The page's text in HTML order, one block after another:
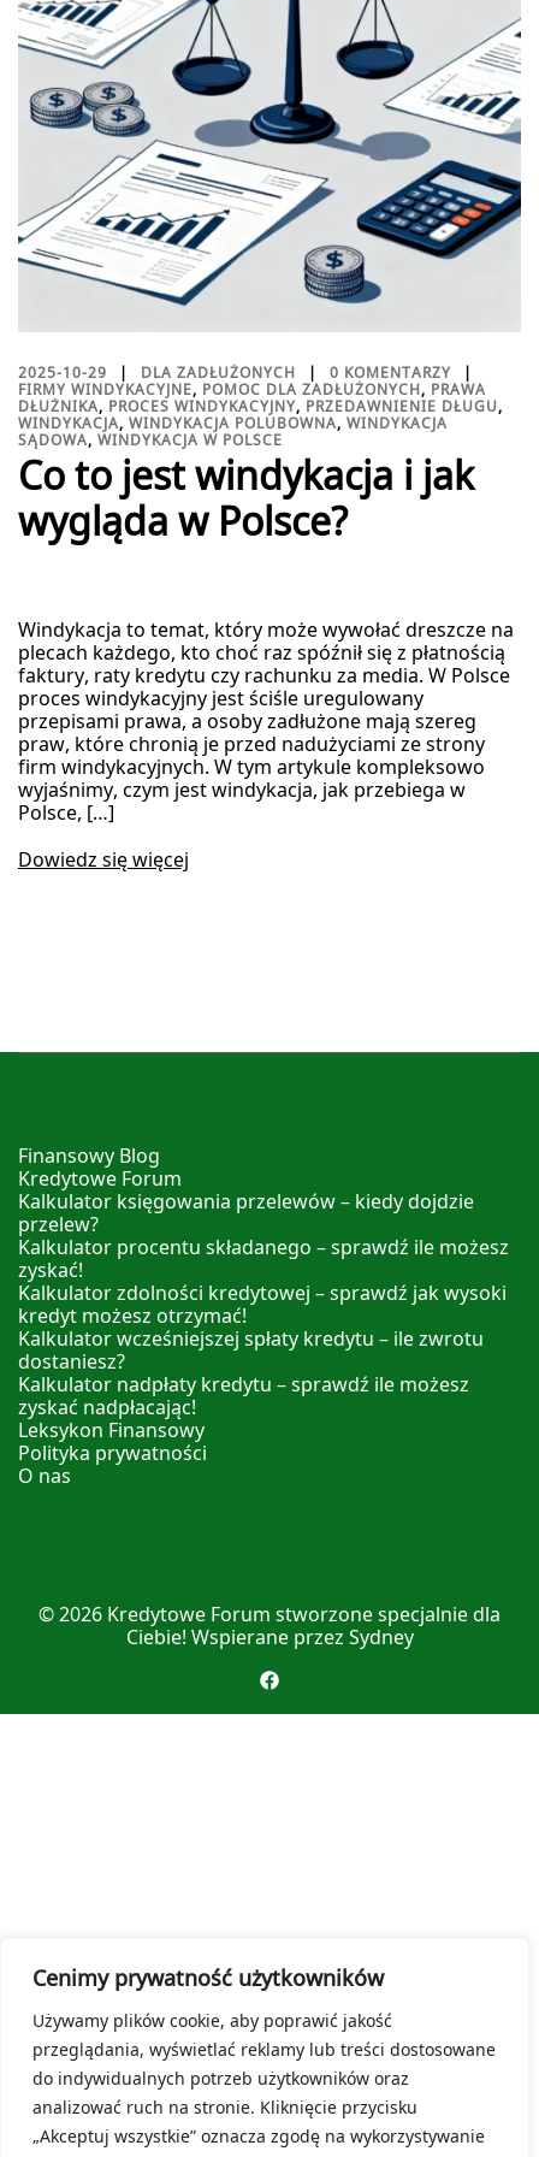
Cenimy prywatność użytkowników
Używamy plików cookie, aby poprawić jakość
przeglądania, wyświetlać reklamy lub treści dostosowane
do indywidualnych potrzeb użytkowników oraz
analizować ruch na stronie. Kliknięcie przycisku
„Akceptuj wszystkie” oznacza zgodę na wykorzystywanie
2025-10-29 DLA ZADŁUŻONYCH
0 KOMENTARZY
FIRMY WINDYKACYJNE, POMOC DLA ZADŁUŻONYCH, PRAWA
DŁUŻNIKA, PROCES WINDYKACYJNY, PRZEDAWNIENIE DŁUGU,
WINDYKACJA, WINDYKACJA POLUBOWNA, WINDYKACJA
SĄDOWA, WINDYKACJA W POLSCE
Co to jest windykacja i jak
wygląda w Polsce?
Windykacja to temat, który może wywołać dreszcze na
plecach każdego, kto choć raz spóźnił się z płatnością
faktury, raty kredytu czy rachunku za media. W Polsce
proces windykacyjny jest ściśle uregulowany
przepisami prawa, a osoby zadłużone mają szereg
praw, które chronią je przed nadużyciami ze strony
firm windykacyjnych. W tym artykule kompleksowo
wyjaśnimy, czym jest windykacja, jak przebiega w
Polsce, […]
Dowiedz się więcej
Finansowy Blog
Kredytowe Forum
Kalkulator księgowania przelewów – kiedy dojdzie
przelew?
Kalkulator procentu składanego – sprawdź ile możesz
zyskać!
Kalkulator zdolności kredytowej – sprawdź jak wysoki
kredyt możesz otrzymać!
Kalkulator wcześniejszej spłaty kredytu – ile zwrotu
dostaniesz?
Kalkulator nadpłaty kredytu – sprawdź ile możesz
zyskać nadpłacając!
Leksykon Finansowy
Polityka prywatności
O nas
© 2026 Kredytowe Forum stworzone specjalnie dla
Ciebie! Wspierane przez Sydney